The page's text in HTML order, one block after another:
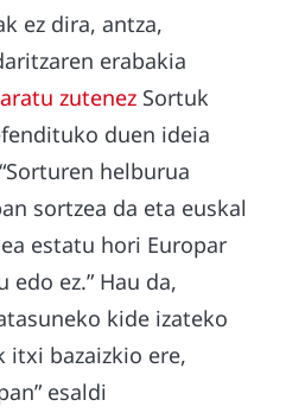
ez dira, antza,
erabakia
zutenez Sortuk
duen ideia
helburua
sortzea da eta euskal
estatu hori Europar
ez.” Hau da,
kide izateko
itxi bazaizkio ere,
esaldi